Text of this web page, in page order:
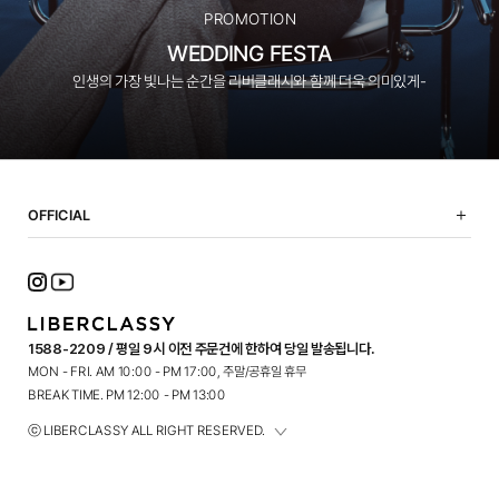
PROMOTION
WEDDING FESTA
인생의 가장 빛나는 순간을 리버클래시와 함께 더욱 의미있게-
OFFICIAL
SHOPPING GUIDE
TERMS OF USE
PRIVACY POLICY
CONTACT
1588-2209 / 평일 9시 이전 주문건에 한하여 당일 발송됩니다.
MON - FRI. AM 10:00 - PM 17:00, 주말/공휴일 휴무
BREAK TIME. PM 12:00 - PM 13:00
ⓒ LIBERCLASSY ALL RIGHT RESERVED.